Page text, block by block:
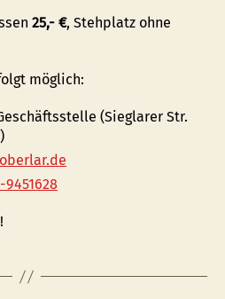
25,- €, Stehplatz ohne
möglich:
(Sieglarer Str.
9451628